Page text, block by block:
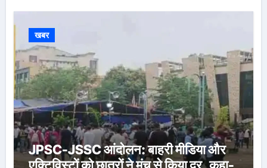
खबर
JPSC-JSSC आंदोलन: बाहरी मीडिया और